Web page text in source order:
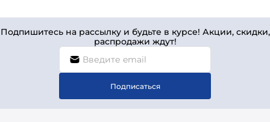
Подпишитесь на рассылку и будьте в курсе! Акции, скидки,
распродажи ждут!
Подписаться